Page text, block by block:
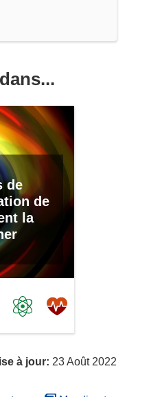
de
de
la
à jour: 23 Août 2022